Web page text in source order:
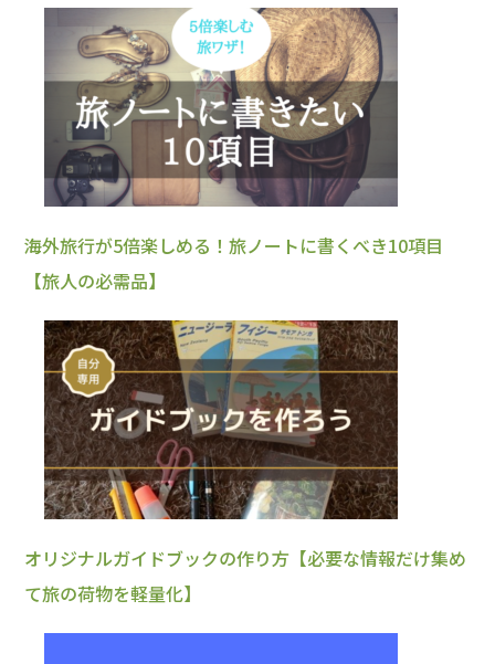
海外旅行が5倍楽しめる！旅ノートに書くべき10項目
【旅人の必需品】
オリジナルガイドブックの作り方【必要な情報だけ集め
て旅の荷物を軽量化】